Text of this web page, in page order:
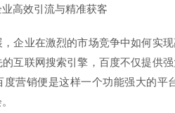
高效引流与精准获客
企业在激烈的市场竞争中如何实
互联网搜索引擎，百度不仅提供
度营销便是这样一个功能强大的